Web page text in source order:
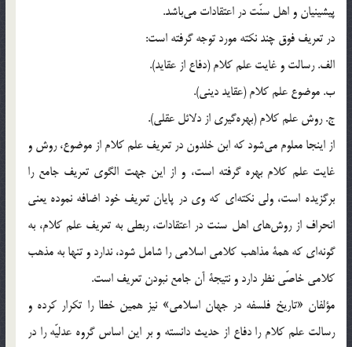
پيشينيان و اهل سنّت در اعتقادات مي‌باشد.
در تعريف فوق چند نكته مورد توجه گرفته است:
الف. رسالت و غايت علم كلام (دفاع از عقايد).
ب. موضوع علم كلام (عقايد ديني).
ج. روش علم كلام (بهره‌گيري از دلائل عقلي).
از اينجا معلوم مي‌شود كه ابن خلدون در تعريف علم كلام از موضوع، روش و
غايت علم كلام بهره گرفته است، و از اين جهت الگوي تعريف جامع را
برگزيده است، ولي نكته‌اي كه وي در پايان تعريف خود اضافه نموده يعني
انحراف از روش‌هاي اهل سنت در اعتقادات، ربطي به تعريف علم كلام، به
گونه‌اي كه همة مذاهب كلامي اسلامي را شامل شود، ندارد و تنها به مذهب
كلامي خاصّي نظر دارد و نتيجة آن جامع نبودن تعريف است.
مؤلفان «تاريخ فلسفه در جهان اسلامي» نيز همين خطا را تكرار كرده و
رسالت علم كلام را دفاع از حديث دانسته و بر اين اساس گروه عدليّه را در